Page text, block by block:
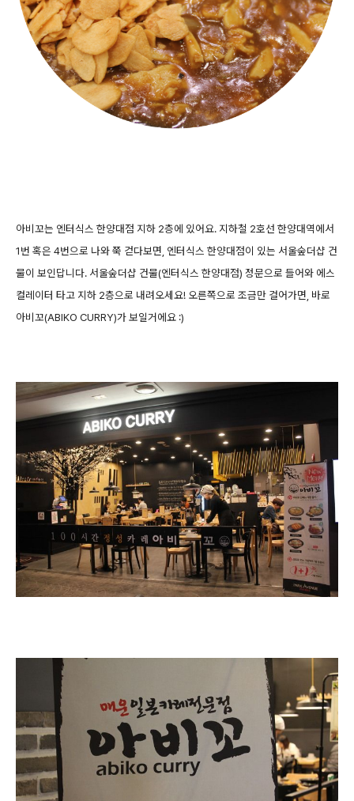
아비꼬는 엔터식스 한양대점 지하 2층에 있어요. 지하철 2호선 한양대역에서
1번 혹은 4번으로 나와 쭉 걷다보면, 엔터식스 한양대점이 있는 서울숲더샵 건
물이 보인답니다. 서울숲더샵 건물(엔터식스 한양대점) 정문으로 들어와 에스
컬레이터 타고 지하 2층으로 내려오세요! 오른쪽으로 조금만 걸어가면, 바로
아비꼬(ABIKO CURRY)가 보일거에요 :)